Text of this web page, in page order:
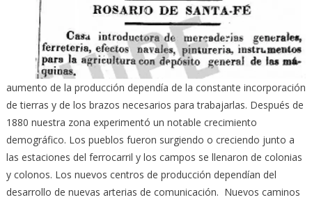
aumento de la producción dependía de la constante incorporación
de tierras y de los brazos necesarios para trabajarlas. Después de
1880 nuestra zona experimentó un notable crecimiento
demográfico. Los pueblos fueron surgiendo o creciendo junto a
las estaciones del ferrocarril y los campos se llenaron de colonias
y colonos. Los nuevos centros de producción dependían del
desarrollo de nuevas arterias de comunicación. Nuevos caminos